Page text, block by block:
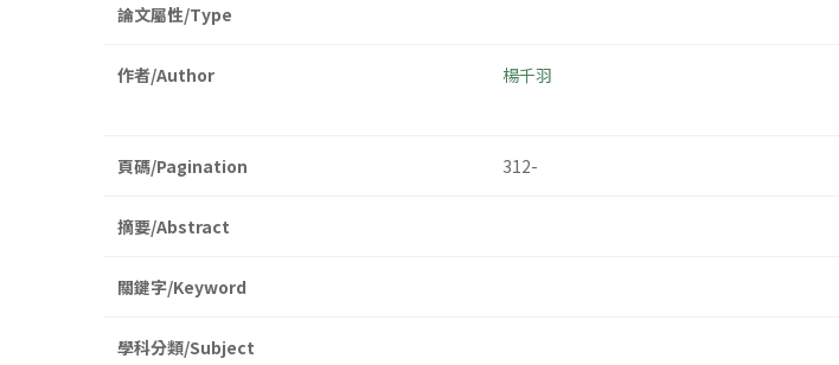
論文屬性/Type
作者/Author 楊千羽
頁碼/Pagination 312-
摘要/Abstract
關鍵字/Keyword
學科分類/Subject